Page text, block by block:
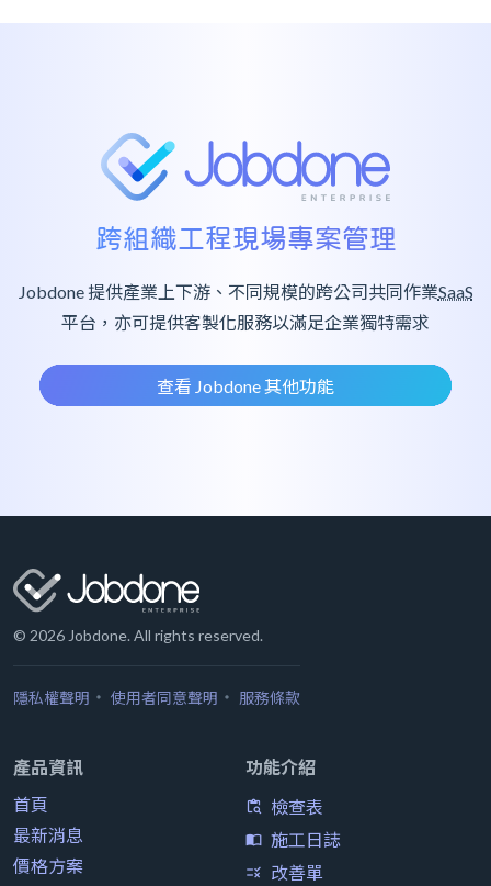
跨組織工程現場專案管理
Jobdone 提供產業上下游、不同規模的跨公司共同作業SaaS
平台，亦可提供客製化服務以滿足企業獨特需求
查看 Jobdone 其他功能
© 2026 Jobdone. All rights reserved.
隱私權聲明 ・ 使用者同意聲明 ・ 服務條款
產品資訊
首頁
最新消息
價格方案
功能介紹
content_paste_search 檢查表
import_contacts 施工日誌
rule 改善單